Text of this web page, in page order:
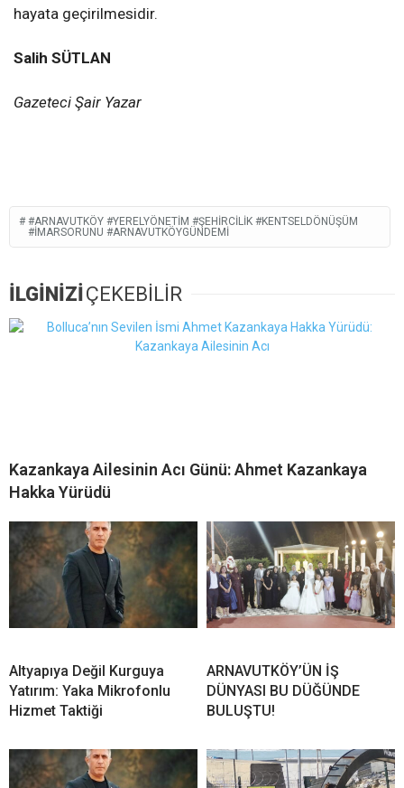
hayata geçirilmesidir.
Salih SÜTLAN
Gazeteci Şair Yazar
#ARNAVUTKÖY #YERELYÖNETIM #ŞEHIRCILIK #KENTSELDÖNÜŞÜM
#İMARSORUNU #ARNAVUTKÖYGÜNDEMI
İLGİNİZİ ÇEKEBİLİR
Kazankaya Ailesinin Acı Günü: Ahmet Kazankaya
Hakka Yürüdü
Altyapıya Değil Kurguya
Yatırım: Yaka Mikrofonlu
Hizmet Taktiği
ARNAVUTKÖY’ÜN İŞ
DÜNYASI BU DÜĞÜNDE
BULUŞTU!